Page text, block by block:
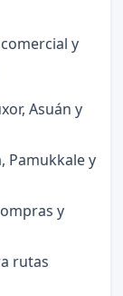
y
Asuán y
Pamukkale y
y
rutas